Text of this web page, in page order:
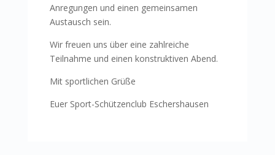
Anregungen und einen gemeinsamen
Austausch sein.
Wir freuen uns über eine zahlreiche
Teilnahme und einen konstruktiven Abend.
Mit sportlichen Grüße
Euer Sport-Schützenclub Eschershausen